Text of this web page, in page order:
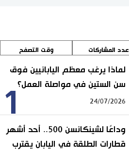
عدد المشاركات وقت التصفح
1
لماذا يرغب معظم اليابانيين فوق
سن الستين في مواصلة العمل؟
24/07/2026
وداعًا لشينكانسن 500.. أحد أشهر
قطارات الطلقة في اليابان يقترب